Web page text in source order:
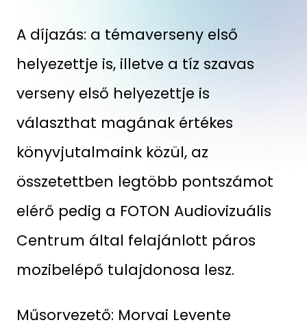
A díjazás: a témaverseny első
helyezettje is, illetve a tíz szavas
verseny első helyezettje is
választhat magának értékes
könyvjutalmaink közül, az
összetettben legtöbb pontszámot
elérő pedig a FOTON Audiovizuális
Centrum által felajánlott páros
mozibelépő tulajdonosa lesz.
Műsorvezető: Morvai Levente